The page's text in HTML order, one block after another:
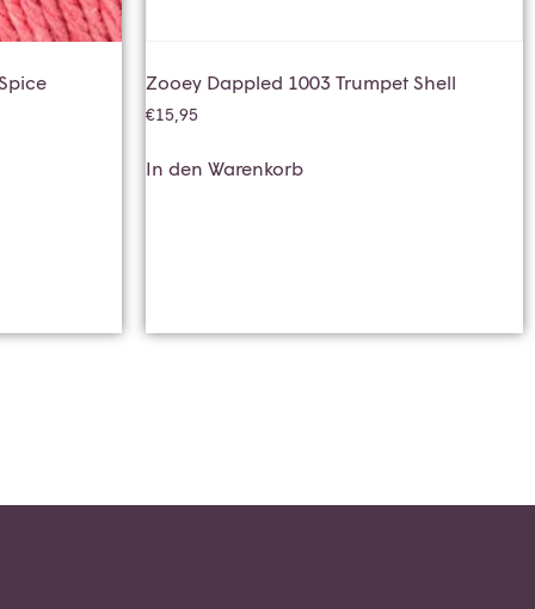
Zooey Dappled 1003 Trumpet Shell
€15,95
In den Warenkorb